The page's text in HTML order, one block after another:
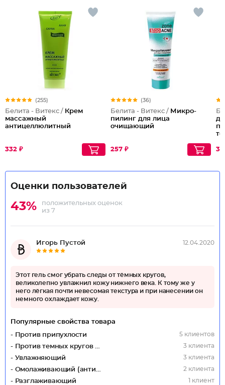
(255)
Белита - Витекс / Крем
массажный
антицеллюлитный
332 ₽
(36)
Белита - Витекс / Микро-
пилинг для лица
очищающий
257 ₽
Оценки пользователей
43%
положительных оценок
из 7
Игорь Пустой 12.04.2020
Этот гель смог убрать следы от тёмных кругов,
великолепно увлажнил кожу нижнего века. К тому же у
него лёгкая почти невесомая текстура и при нанесении он
немного охлаждает кожу.
Популярные свойства товара
- Против припухлости
5 клиентов
- Против темных кругов под глазами 3 клиента
- Увлажняющий 3 клиента
- Омолаживающий (антивозрастной) 2 клиента
- Разглаживающий 1 клиент